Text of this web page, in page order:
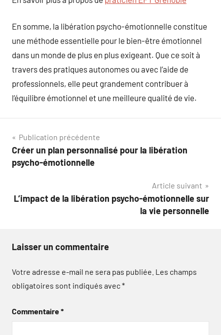
En somme, la libération psycho-émotionnelle constitue
une méthode essentielle pour le bien-être émotionnel
dans un monde de plus en plus exigeant. Que ce soit à
travers des pratiques autonomes ou avec l’aide de
professionnels, elle peut grandement contribuer à
l’équilibre émotionnel et une meilleure qualité de vie.
Navigation
de
Publication précédente
Créer un plan personnalisé pour la libération
psycho-émotionnelle
Article suivant
L’impact de la libération psycho-émotionnelle sur
la vie personnelle
Laisser un commentaire
Votre adresse e-mail ne sera pas publiée. Les champs
obligatoires sont indiqués avec*
Commentaire*